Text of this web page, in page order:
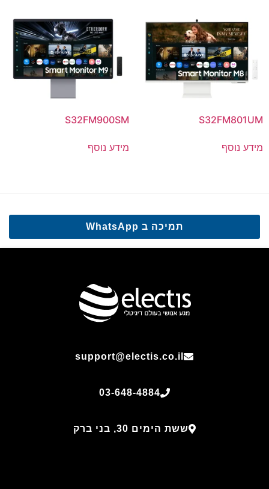
S32FM801UM
מידע נוסף
S32FM900SM
מידע נוסף
תמיכה ב WhatsApp
support@electis.co.il
03-648-4884
ששת הימים 30, בני ברק